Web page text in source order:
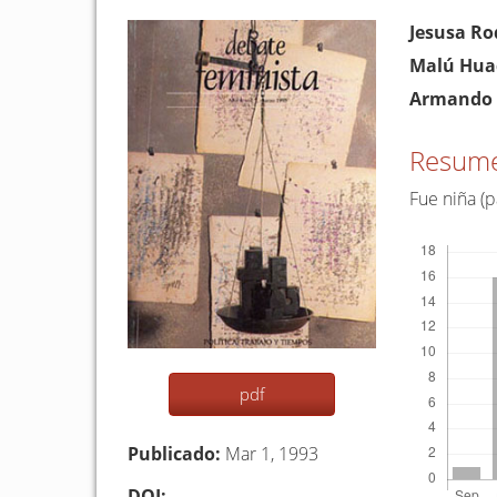
Barra
lateral
del
artículo
pdf
Publicado: Mar 1, 1993
del
Jesusa
Malú
Fue niña